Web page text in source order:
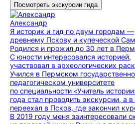
Посмотреть экскурсии гида
Александр
Я историк и гид по двум городам —
древнему Пскову и купеческой
Родился и прожил до 30 лет в
С юности интересовался историей,
участвовал в археологических
Учился в Пермском
педагогическом университете
по специальности «Учитель
года стал проводить экскурсии, а в
переехал в Псков, где закончил
В 2019 году меня заинтересовали